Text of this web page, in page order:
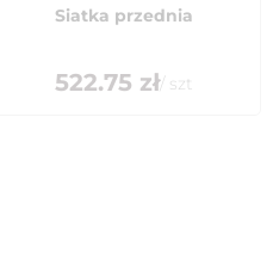
Siatka przednia
522.75 zł/ szt